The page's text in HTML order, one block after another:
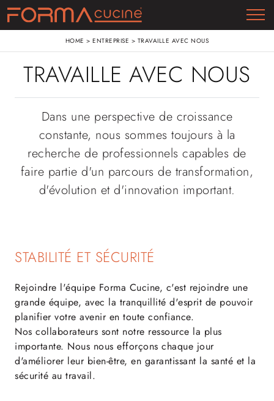
HOME >ENTREPRISE > TRAVAILLE AVEC NOUS
TRAVAILLE AVEC NOUS
Dans une perspective de croissance
constante, nous sommes toujours à la
recherche de professionnels capables de
faire partie d'un parcours de transformation,
d'évolution et d'innovation important.
STABILITÉ ET SÉCURITÉ
Rejoindre l'équipe Forma Cucine, c'est rejoindre une
grande équipe, avec la tranquillité d'esprit de pouvoir
planifier votre avenir en toute confiance.
Nos collaborateurs sont notre ressource la plus
importante. Nous nous efforçons chaque jour
d'améliorer leur bien-être, en garantissant la santé et la
sécurité au travail.